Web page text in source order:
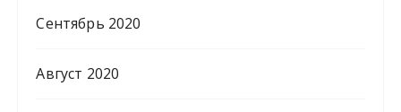
Сентябрь 2020
Август 2020